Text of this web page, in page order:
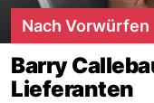
Nach Vorwürfen
Barry
Lieferanten